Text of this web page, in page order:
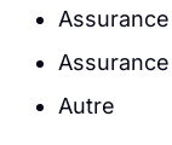
Autre